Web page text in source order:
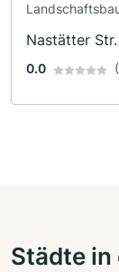
Nastätter
0.0
Städte in